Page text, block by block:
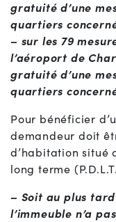
gratuité d’une
quartiers
– sur les 79
l’aéroport de
gratuité d’une
quartiers
Pour bénéficier
demandeur doit
d’habitation situé
long terme
– Soit au plus
l’immeuble n’a